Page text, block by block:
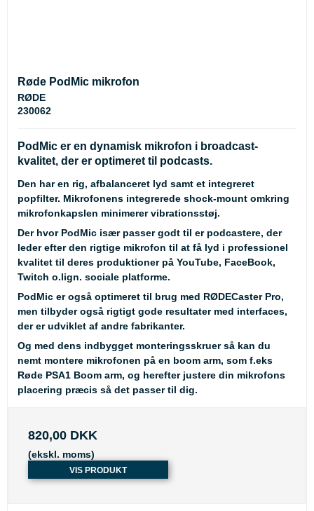
Røde PodMic mikrofon
RØDE
230062
PodMic er en dynamisk mikrofon i broadcast-
kvalitet, der er optimeret til podcasts.
Den har en rig, afbalanceret lyd samt et integreret
popfilter. Mikrofonens integrerede shock-mount omkring
mikrofonkapslen minimerer vibrationsstøj.
Der hvor PodMic især passer godt til er podcastere, der
leder efter den rigtige mikrofon til at få lyd i professionel
kvalitet til deres produktioner på YouTube, FaceBook,
Twitch o.lign. sociale platforme.
PodMic er også optimeret til brug med RØDECaster Pro,
men tilbyder også rigtigt gode resultater med interfaces,
der er udviklet af andre fabrikanter.
Og med dens indbygget monteringsskruer så kan du
nemt montere mikrofonen på en boom arm, som f.eks
Røde PSA1 Boom arm, og herefter justere din mikrofons
placering præcis så det passer til dig.
820,00 DKK
(ekskl. moms)
VIS PRODUKT